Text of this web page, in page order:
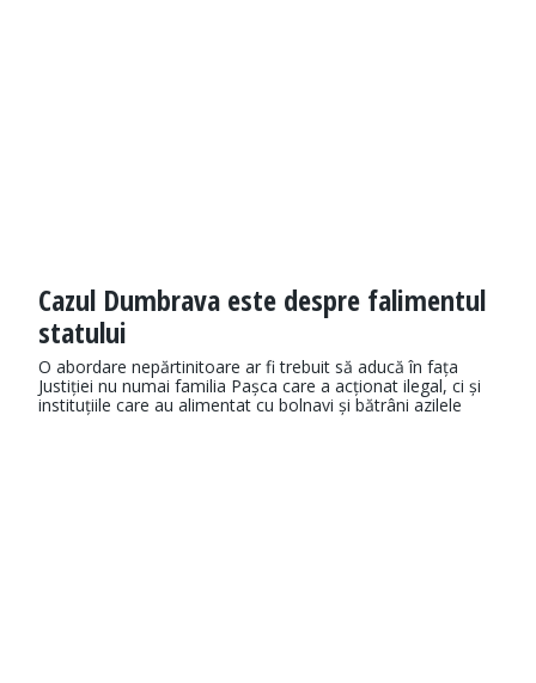
Cazul Dumbrava este despre falimentul
statului
O abordare nepărtinitoare ar fi trebuit să aducă în fața
Justiției nu numai familia Pașca care a acționat ilegal, ci și
instituțiile care au alimentat cu bolnavi și bătrâni azilele